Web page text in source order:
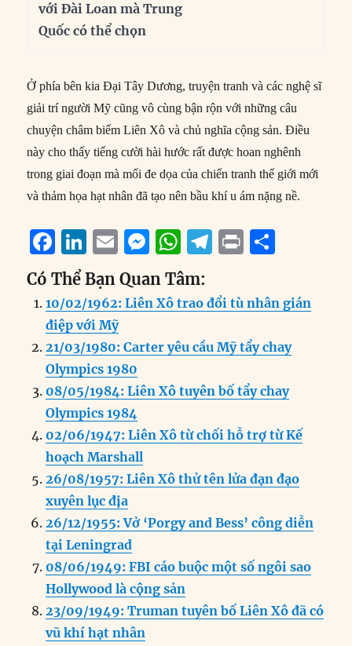
với Đài Loan mà Trung
Quốc có thể chọn
Ở phía bên kia Đại Tây Dương, truyện tranh và các nghệ sĩ
giải trí người Mỹ cũng vô cùng bận rộn với những câu
chuyện châm biếm Liên Xô và chủ nghĩa cộng sản. Điều
này cho thấy tiếng cười hài hước rất được hoan nghênh
trong giai đoạn mà mối đe dọa của chiến tranh thế giới mới
và thảm họa hạt nhân đã tạo nên bầu khí u ám nặng nề.
F
a
c
e
b
o
o
k
Li
n
k
e
d
I
n
E
m
ai
l
M
e
ss
e
n
er
W
h
at
s
A
p
T
e
g
r
m
P
n
t
a
re
Có Thể Bạn Quan Tâm:
10/02/1962: Liên Xô trao đổi tù nhân gián
điệp với Mỹ
21/03/1980: Carter yêu cầu Mỹ tẩy chay
Olympics 1980
08/05/1984: Liên Xô tuyên bố tẩy chay
Olympics 1984
02/06/1947: Liên Xô từ chối hỗ trợ từ Kế
hoạch Marshall
26/08/1957: Liên Xô thử tên lửa đạn đạo
xuyên lục địa
26/12/1955: Vở ‘Porgy and Bess’ công diễn
tại Leningrad
08/06/1949: FBI cáo buộc một số ngôi sao
Hollywood là cộng sản
23/09/1949: Truman tuyên bố Liên Xô đã có
vũ khí hạt nhân